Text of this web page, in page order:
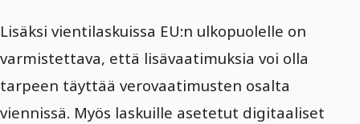
Lisäksi vientilaskuissa EU:n ulkopuolelle on
varmistettava, että lisävaatimuksia voi olla
tarpeen täyttää verovaatimusten osalta
viennissä. Myös laskuille asetetut digitaaliset